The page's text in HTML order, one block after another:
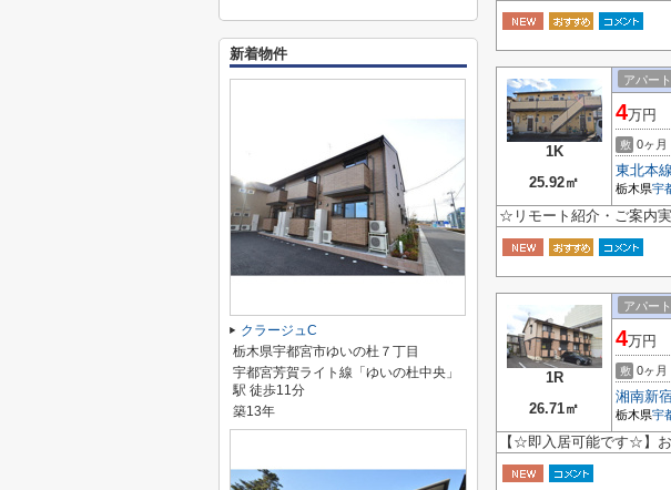
1K
25.92㎡
アパート
4万円
敷 0ヶ月
東北本線
栃木県宇
☆リモート紹介・ご案内
1R
26.71㎡
アパート
4万円
敷 0ヶ月
湘南新
栃木県宇
【☆即入居可能です☆】
新着物件
クラージュC
栃木県宇都宮市ゆいの杜７丁目
宇都宮芳賀ライト線「ゆいの杜中央」
駅 徒歩11分
築13年